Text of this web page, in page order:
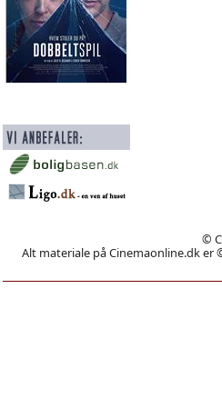
©
Alt materiale på Cinemaonline.dk er